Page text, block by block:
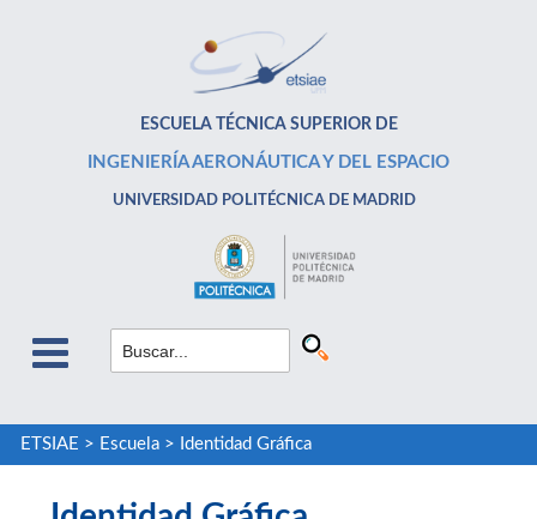
ESCUELA TÉCNICA SUPERIOR DE
INGENIERÍA AERONÁUTICA Y DEL ESPACIO
UNIVERSIDAD POLITÉCNICA DE MADRID
ETSIAE > Escuela> Identidad Gráfica